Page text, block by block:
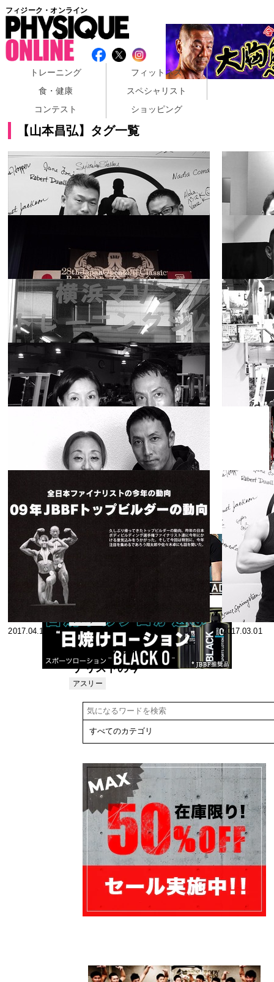
フィジーク・オンライン
トレーニング
フィットネス
食・健康
スペシャリスト
コンテスト
ショッピング
【山本昌弘】タグ一覧
2018.05.10
新ナルシスな
奴ら！Vol. 29
生稲悦宏
リスト
2017.09.08
2017.08.29
第28回 ジャパ
ンオープン＆
第9回 日本ク
ラシックボデ
ィビル 大会結
果
2017.08.18
新ナルシスな
谷澤一矢
アスリー
ト
2017.07.30
奴ら！ Vol. 15
2017.07.28
2017.07.27
奴ら！
Vol.14 間部
曜子
ト
2017.04.24
2017.04.13
全日本ファイ
ナリストの今
年の動向 09年
ビルダーの動
アスリー
2017.03.01